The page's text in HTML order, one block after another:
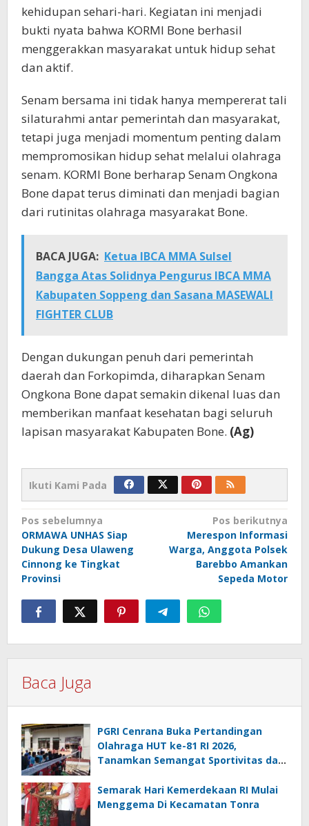
kehidupan sehari-hari. Kegiatan ini menjadi
bukti nyata bahwa KORMI Bone berhasil
menggerakkan masyarakat untuk hidup sehat
dan aktif.
Senam bersama ini tidak hanya mempererat tali
silaturahmi antar pemerintah dan masyarakat,
tetapi juga menjadi momentum penting dalam
mempromosikan hidup sehat melalui olahraga
senam. KORMI Bone berharap Senam Ongkona
Bone dapat terus diminati dan menjadi bagian
dari rutinitas olahraga masyarakat Bone.
BACA JUGA: Ketua IBCA MMA Sulsel
Bangga Atas Solidnya Pengurus IBCA MMA
Kabupaten Soppeng dan Sasana MASEWALI
FIGHTER CLUB
Dengan dukungan penuh dari pemerintah
daerah dan Forkopimda, diharapkan Senam
Ongkona Bone dapat semakin dikenal luas dan
memberikan manfaat kesehatan bagi seluruh
lapisan masyarakat Kabupaten Bone. (Ag)
Ikuti Kami Pada
Navigasi
pos
Pos sebelumnya
ORMAWA UNHAS Siap
Dukung Desa Ulaweng
Cinnong ke Tingkat
Provinsi
Pos berikutnya
Merespon Informasi
Warga, Anggota Polsek
Barebbo Amankan
Sepeda Motor
Baca Juga
PGRI Cenrana Buka Pertandingan
Olahraga HUT ke-81 RI 2026,
Tanamkan Semangat Sportivitas dan
Semarak Hari Kemerdekaan RI Mulai
Menggema Di Kecamatan Tonra